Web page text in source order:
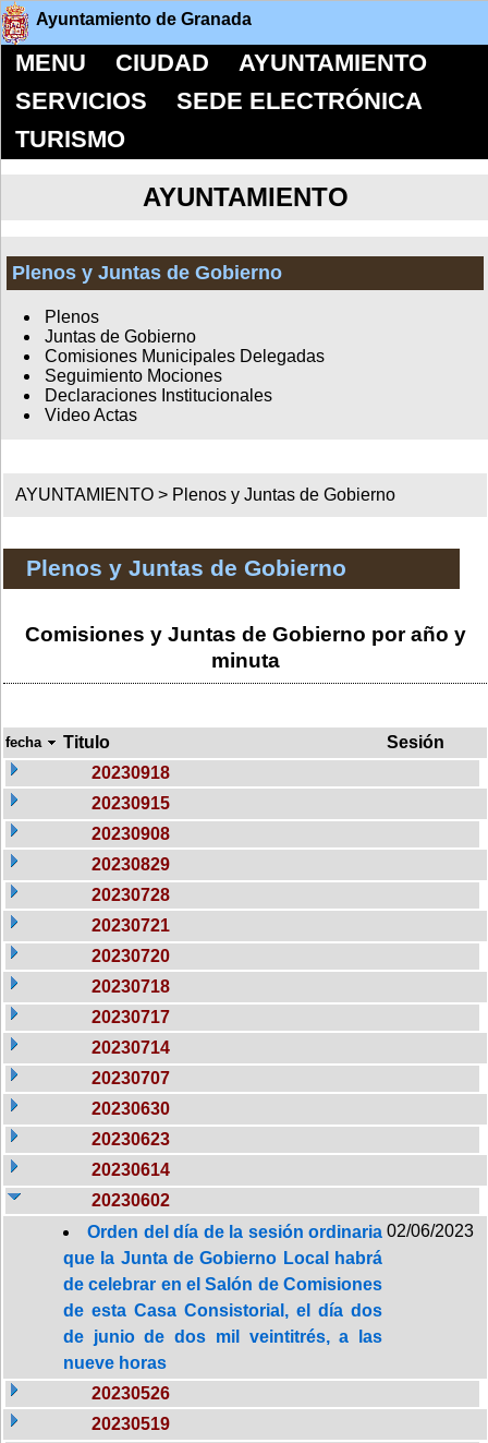
Ayuntamiento de Granada
MENU CIUDAD
AYUNTAMIENTO
SERVICIOS
SEDE ELECTRÓNICA
TURISMO
AYUNTAMIENTO
Plenos y Juntas de Gobierno
Plenos
Juntas de Gobierno
Comisiones Municipales Delegadas
Seguimiento Mociones
Declaraciones Institucionales
Video Actas
AYUNTAMIENTO > Plenos y Juntas de Gobierno
Plenos y Juntas de Gobierno
Comisiones y Juntas de Gobierno por año y
minuta
fecha Titulo
Sesión
20230918
20230915
20230908
20230829
20230728
20230721
20230720
20230718
20230717
20230714
20230707
20230630
20230623
20230614
20230602
Orden del día de la sesión ordinaria
que la Junta de Gobierno Local habrá
de celebrar en el Salón de Comisiones
de esta Casa Consistorial, el día dos
de junio de dos mil veintitrés, a las
nueve horas
02/06/2023
20230526
20230519